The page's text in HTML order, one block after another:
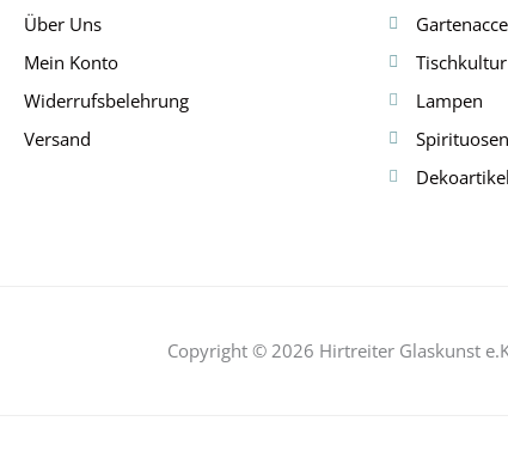
Über Uns
Mein Konto
Widerrufsbelehrung
Versand
Tischkultur
Lampen
Spirituosen
Dekoartikel
Copyright © 2026 Hirtreiter Glaskunst